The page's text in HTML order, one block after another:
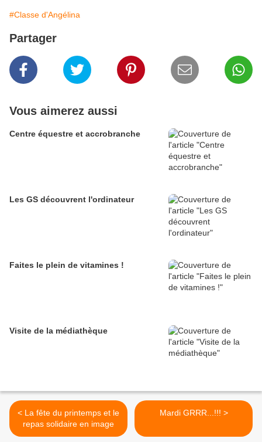
#Classe d'Angélina
Partager
Vous aimerez aussi
Centre équestre et accrobranche
Les GS découvrent l'ordinateur
Faites le plein de vitamines !
Visite de la médiathèque
< La fête du printemps et le
repas solidaire en image
Mardi GRRR...!!! >